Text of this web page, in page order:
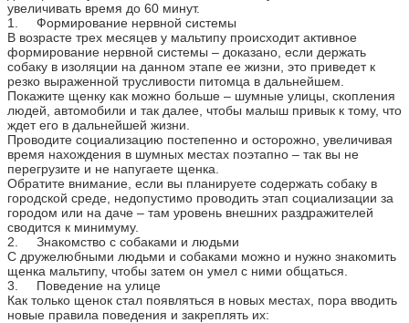
увеличивать время до 60 минут.
1. Формирование нервной системы
В возрасте трех месяцев у мальтипу происходит активное
формирование нервной системы – доказано, если держать
собаку в изоляции на данном этапе ее жизни, это приведет к
резко выраженной трусливости питомца в дальнейшем.
Покажите щенку как можно больше – шумные улицы, скопления
людей, автомобили и так далее, чтобы малыш привык к тому, что
ждет его в дальнейшей жизни.
Проводите социализацию постепенно и осторожно, увеличивая
время нахождения в шумных местах поэтапно – так вы не
перегрузите и не напугаете щенка.
Обратите внимание, если вы планируете содержать собаку в
городской среде, недопустимо проводить этап социализации за
городом или на даче – там уровень внешних раздражителей
сводится к минимуму.
2. Знакомство с собаками и людьми
С дружелюбными людьми и собаками можно и нужно знакомить
щенка мальтипу, чтобы затем он умел с ними общаться.
3. Поведение на улице
Как только щенок стал появляться в новых местах, пора вводить
новые правила поведения и закреплять их: